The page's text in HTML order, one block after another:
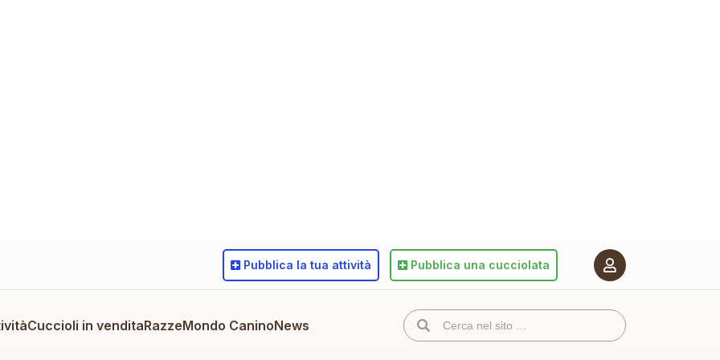
Cuccioli in venditaRazzeMondo CaninoNews
Pubblica la tua attività Pubblica una cucciolata